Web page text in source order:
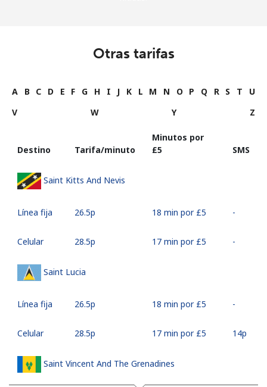
Otras tarifas
A B C D E F G H I J K L M N O P Q R S T
U
V
W Y Z
Destino Tarifa/minuto
Minutos por
⁦£5⁩
SMS
Saint Kitts And Nevis
Línea fija ⁦26.5p⁩ 18 min por ⁦£5⁩ -
Celular ⁦28.5p⁩ 17 min por ⁦£5⁩ -
Saint Lucia
Línea fija ⁦26.5p⁩ 18 min por ⁦£5⁩ -
Celular ⁦28.5p⁩ 17 min por ⁦£5⁩ ⁦14p⁩
Saint Vincent And The Grenadines